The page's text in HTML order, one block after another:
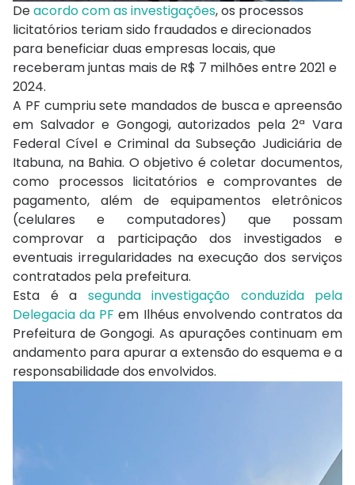
Deacordo com as investigações, os processos
licitatórios teriam sido fraudados e direcionados
para beneficiar duas empresas locais, que
receberam juntas mais de R$ 7 milhões entre 2021 e
2024.
A PF cumpriu sete mandados de busca e apreensão
em Salvador e Gongogi, autorizados pela 2ª Vara
Federal Cível e Criminal da Subseção Judiciária de
Itabuna, na Bahia. O objetivo é coletar documentos,
como processos licitatórios e comprovantes de
pagamento, além de equipamentos eletrônicos
(celulares e computadores) que possam
comprovar a participação dos investigados e
eventuais irregularidades na execução dos serviços
contratados pela prefeitura.
Esta é a segunda investigação conduzida pela
Delegacia da PF em Ilhéus envolvendo contratos da
Prefeitura de Gongogi. As apurações continuam em
andamento para apurar a extensão do esquema e a
responsabilidade dos envolvidos.